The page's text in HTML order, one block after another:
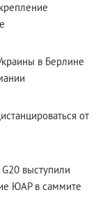
в Берлине
от
выступили
ЮАР в саммите